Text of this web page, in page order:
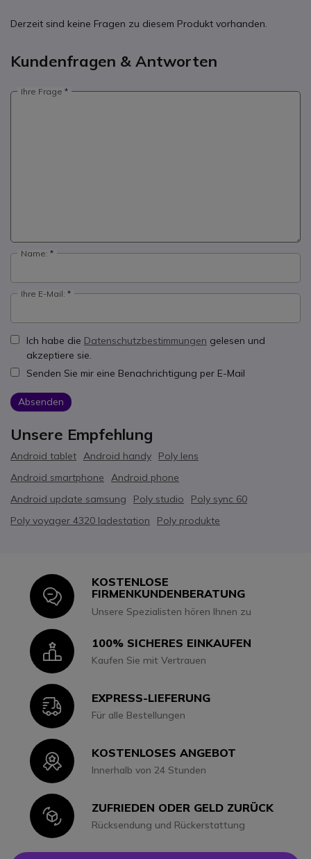
Derzeit sind keine Fragen zu diesem Produkt vorhanden.
Kundenfragen & Antworten
Ihre Frage
Name:
Ihre E-Mail:
Ich habe die Datenschutzbestimmungen gelesen und
akzeptiere sie.
Senden Sie mir eine Benachrichtigung per E-Mail
Absenden
Unsere Empfehlung
Android tablet Android handy
Poly lens
Android smartphone
Android phone
Android update samsung
Poly studio
Poly sync 60
Poly voyager 4320 ladestation
Poly produkte
Icon
KOSTENLOSE
FIRMENKUNDENBERATUNG
Unsere Spezialisten hören Ihnen zu
Icon100% SICHERES EINKAUFEN
Kaufen Sie mit Vertrauen
IconEXPRESS-LIEFERUNG
Für alle Bestellungen
IconKOSTENLOSES ANGEBOT
Innerhalb von 24 Stunden
IconZUFRIEDEN ODER GELD ZURÜCK
Rücksendung und Rückerstattung